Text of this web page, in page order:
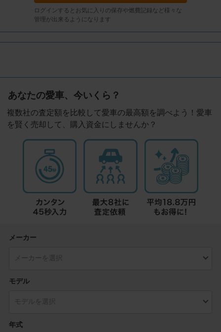
ログインするとお気に入りの保存や燃費記録など様々な
管理が出来るようになります
あなたの愛車、今いくら？
複数社の査定額を比較して愛車の最高額を調べよう！愛車
を賢く売却して、購入資金にしませんか？
メーカー
モデル
年式